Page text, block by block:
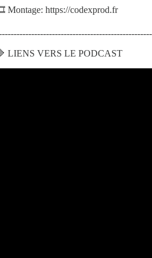
Montage: https://codexprod.fr
LIENS VERS LE PODCAST